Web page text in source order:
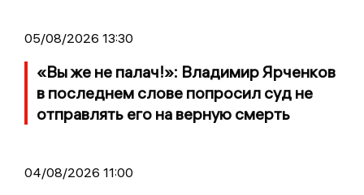
05/08/2026 13:30
«Вы же не палач!»: Владимир Ярченков
в последнем слове попросил суд не
отправлять его на верную смерть
04/08/2026 11:00